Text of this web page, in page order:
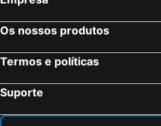
Hotel Campanile Paris Ouest - Chaville
Mercure Paris Levallois Perret
Kyriad Paris Ouest - Bezons La Défense
ibis Styles Paris La Defense Courbevoie
Os nossos produtos
Termos e políticas
Suporte